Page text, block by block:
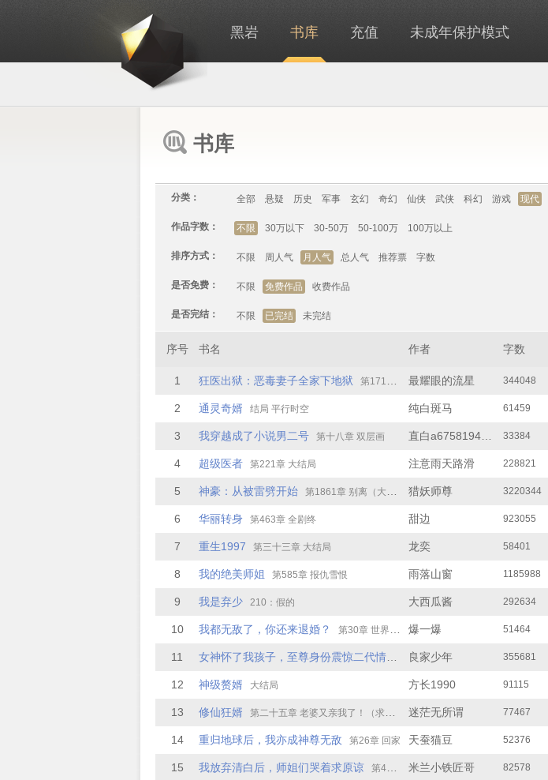
黑岩 书库 充值 未成年保护模式
书库
分类： 全部 悬疑 历史 军事 玄幻 奇幻 仙侠 武侠 科幻 游戏 现代
作品字数： 不限 30万以下 30-50万 50-100万 100万以上
排序方式： 不限 周人气 月人气 总人气 推荐票 字数
是否免费： 不限 免费作品 收费作品
是否完结： 不限 已完结 未完结
序号 书名 作者 字数
1 狂医出狱：恶毒妻子全家下地狱 第171章 我无敌 最耀眼的流星 344048
2 通灵奇婿 结局 平行时空 纯白斑马 61459
3 我穿越成了小说男二号 第十八章 双层画 33384
4 超级医者 第221章 大结局 注意雨天路滑 228821
5 神豪：从被雷劈开始 第1861章 别离（大结局） 猎妖师尊 3220344
6 华丽转身 第463章 全剧终 甜边 923055
7 重生1997 第三十三章 大结局 龙奕 58401
8 我的绝美师姐 第585章 报仇雪恨 雨落山窗 1185988
9 我是弃少 210：假的 大西瓜酱 292634
10 我都无敌了，你还来退婚？ 第30章 世界恐慌 爆一爆 51464
11 第170章 大结局，黎明的曙光
良家少年 355681
12 神级赘婿 大结局 方长1990 91115
13 修仙狂婿 第二十五章 老婆又亲我了！（求支持） 迷茫无所谓 77467
14 重归地球后，我亦成神尊无敌 第26章 回家 天蚕猫豆 52376
15 我放弃清白后，师姐们哭着求原谅 第40章 虎哥和猴子！ 米兰小铁匠哥 82578